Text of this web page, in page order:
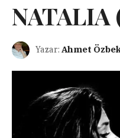
NATALIA
Yazar: Ahmet